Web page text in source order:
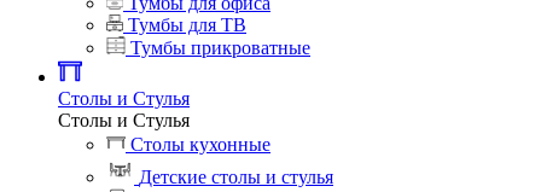
Тумбы для ТВ
Тумбы прикроватные
Столы и Стулья
Столы и Стулья
Столы кухонные
Детские столы и стулья